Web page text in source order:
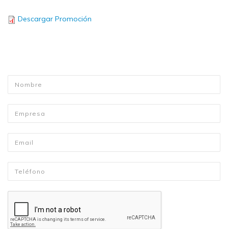
Descargar Promoción
Nombre
Empresa
Email *
Telefono